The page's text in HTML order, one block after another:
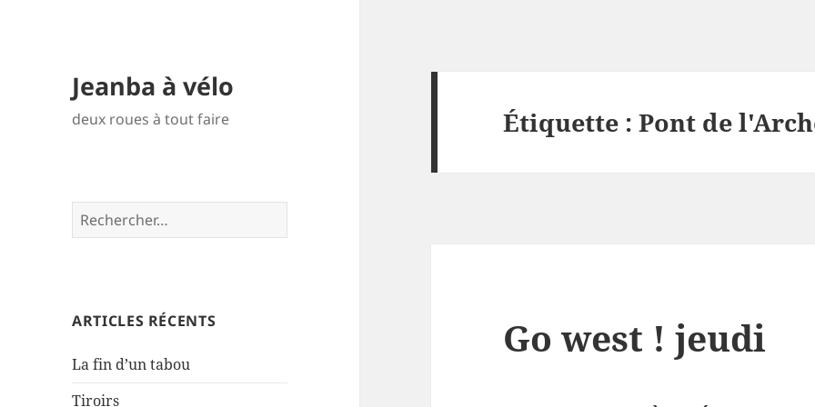
Jeanba à vélo
deux roues à tout faire
Rechercher :
ARTICLES RÉCENTS
La fin d’un tabou
Tiroirs
Étiquette :Pont de
Go west ! jeudi